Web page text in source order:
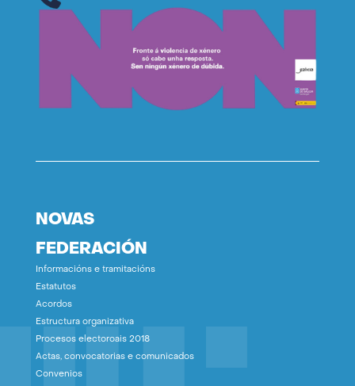
NOVAS
FEDERACIÓN
Informacións e tramitacións
Estatutos
Acordos
Estructura organizativa
Procesos electoroais 2018
Actas, convocatorias e comunicados
Convenios